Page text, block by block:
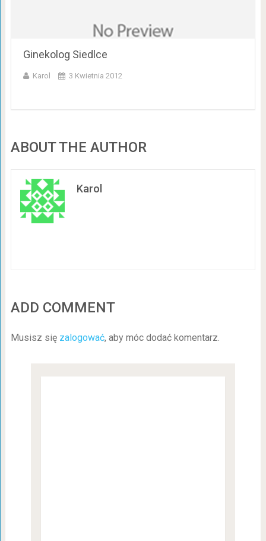
Ginekolog Siedlce
Karol 3 Kwietnia 2012
ABOUT THE AUTHOR
Karol
ADD COMMENT
Musisz się zalogować, aby móc dodać komentarz.